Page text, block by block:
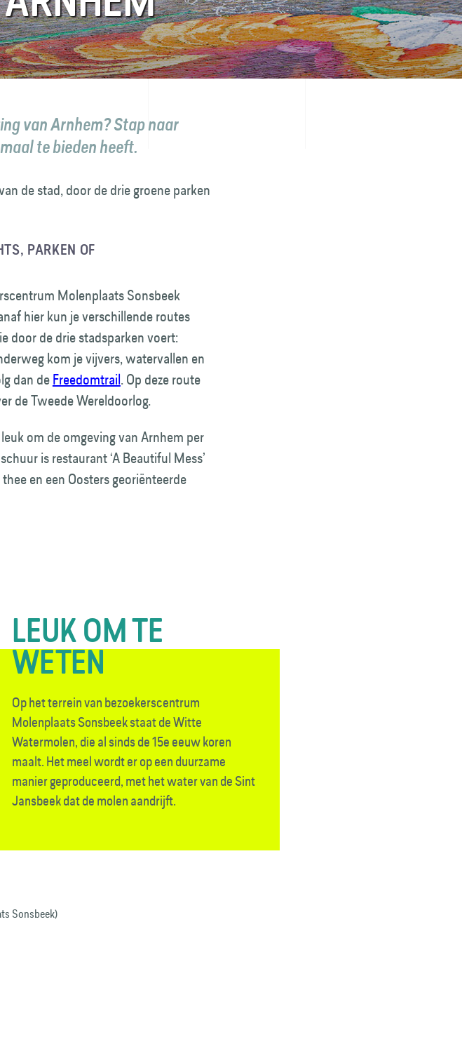
van Arnhem? Stap naar
te bieden heeft.
de stad, door de drie groene parken
PARKEN OF
Molenplaats Sonsbeek
hier kun je verschillende routes
door de drie stadsparken voert:
kom je vijvers, watervallen en
dan deFreedomtrail. Op deze route
de Tweede Wereldoorlog.
om de omgeving van Arnhem per
is restaurant ‘A Beautiful Mess’
en een Oosters georiënteerde
LEUK OM TE
WETEN
Op het terrein van bezoekers­centrum
Molenplaats Sonsbeek staat de Witte
Watermolen, die al sinds de 15e eeuw koren
maalt. Het meel wordt er op een duurzame
manier geproduceerd, met het water van de Sint
Jansbeek dat de molen aandrijft.
Sonsbeek)